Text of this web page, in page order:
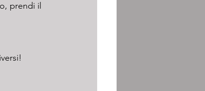
, prendi il